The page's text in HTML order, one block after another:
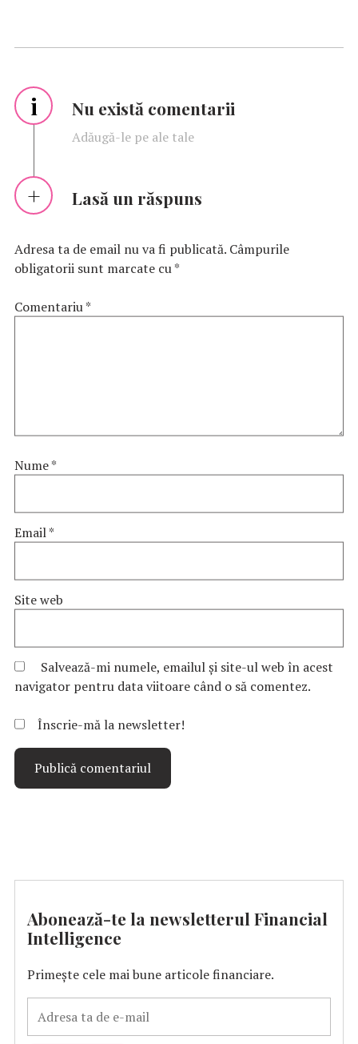
i Nu există comentarii
Adăugă-le pe ale tale
Lasă un răspuns
Adresa ta de email nu va fi publicată. Câmpurile
obligatorii sunt marcate cu*
Comentariu*
Nume*
Email*
Site web
Salvează-mi numele, emailul și site-ul web în acest
navigator pentru data viitoare când o să comentez.
Înscrie-mă la newsletter!
Abonează-te la newsletterul Financial
Intelligence
Primește cele mai bune articole financiare.